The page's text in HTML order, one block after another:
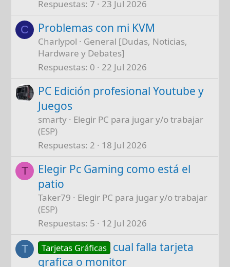
Respuestas 7 23 Jul 2026
C Problemas con mi KVM
Charlypol
General [Dudas, Noticias,
Hardware y Debates]
Respuestas 0 22 Jul 2026
PC Edición profesional Youtube y
Juegos
smarty
Elegir PC para jugar y/o trabajar
(ESP)
Respuestas 2 18 Jul 2026
T
Elegir Pc Gaming como está el
patio
Taker79
Elegir PC para jugar y/o trabajar
(ESP)
Respuestas 5 12 Jul 2026
T Tarjetas Gráficas cual falla tarjeta
grafica o monitor